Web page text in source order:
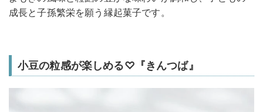
成長と子孫繁栄を願う縁起菓子です。
小豆の粒感が楽しめる♡『きんつば』